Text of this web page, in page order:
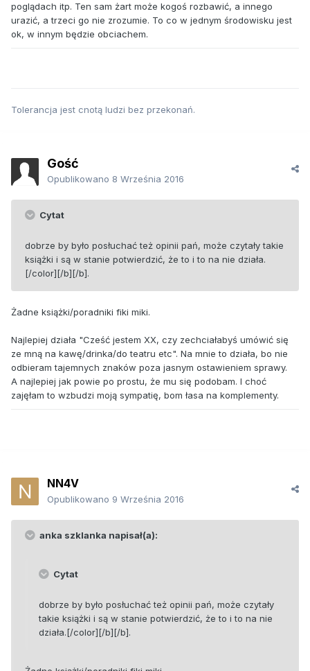
poglądach itp. Ten sam żart może kogoś rozbawić, a innego
urazić, a trzeci go nie zrozumie. To co w jednym środowisku jest
ok, w innym będzie obciachem.
Tolerancja jest cnotą ludzi bez przekonań.
Gość
Opublikowano 8 Września 2016
Cytat
dobrze by było posłuchać też opinii pań, może czytały takie
książki i są w stanie potwierdzić, że to i to na nie działa.
[/color][/b][/b].
Żadne książki/poradniki fiki miki.
Najlepiej działa "Cześć jestem XX, czy zechciałabyś umówić się
ze mną na kawę/drinka/do teatru etc". Na mnie to działa, bo nie
odbieram tajemnych znaków poza jasnym ostawieniem sprawy.
A najlepiej jak powie po prostu, że mu się podobam. I choć
zajęłam to wzbudzi moją sympatię, bom łasa na komplementy.
NN4V
Opublikowano 9 Września 2016
anka szklanka napisał(a):
Cytat
dobrze by było posłuchać też opinii pań, może czytały
takie książki i są w stanie potwierdzić, że to i to na nie
działa.[/color][/b][/b].